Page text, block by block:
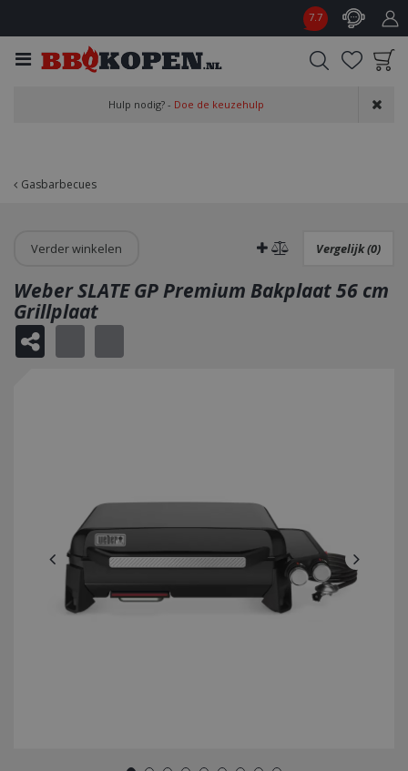
Gasbarbecues
7.7
aan wensenlijst
Hulp nodig? - Doe de keuzehulp
Verder winkelen Vergelijk (0)
Weber SLATE GP Premium Bakplaat 56 cm
Grillplaat